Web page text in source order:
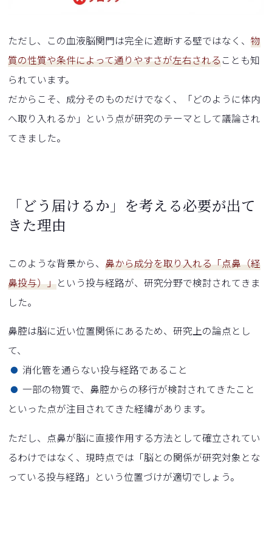
ただし、この血液脳関門は完全に遮断する壁ではなく、物
質の性質や条件によって通りやすさが左右されることも知
られています。
だからこそ、成分そのものだけでなく、「どのように体内
へ取り入れるか」という点が研究のテーマとして議論され
てきました。
「どう届けるか」を考える必要が出て
きた理由
このような背景から、鼻から成分を取り入れる「点鼻（経
鼻投与）」という投与経路が、研究分野で検討されてきま
した。
鼻腔は脳に近い位置関係にあるため、研究上の論点とし
て、
消化管を通らない投与経路であること
一部の物質で、鼻腔からの移行が検討されてきたこと
といった点が注目されてきた経緯があります。
ただし、点鼻が脳に直接作用する方法として確立されてい
るわけではなく、現時点では「脳との関係が研究対象とな
っている投与経路」という位置づけが適切でしょう。